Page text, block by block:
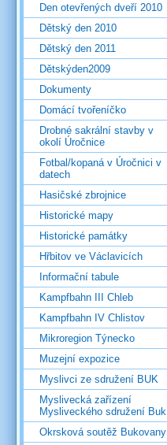
Den otevřených dveří 2010
Dětský den 2010
Dětský den 2011
Dětskýden2009
Dokumenty
Domácí tvořeníčko
Drobné sakrální stavby v
okolí Úročnice
Fotbal/kopaná v Úročnici v
datech
Hasičské zbrojnice
Historické mapy
Historické památky
Hřbitov ve Václavicích
Informační tabule
Kampfbahn III Chleb
Kampfbahn IV Chlistov
Mikroregion Týnecko
Muzejní expozice
Myslivci ze sdružení BUK
Myslivecká zařízení
Mysliveckého sdružení Buk
Okrsková soutěž Bukovany